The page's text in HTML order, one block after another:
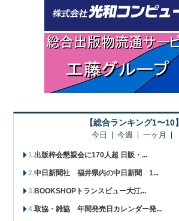
【総合ランキング1〜10】
今日 今週 一ヶ月
出版梓会懇親会に170人超 日販・...
中日新聞社 福井県内の中日新聞 1...
BOOKSHOPトランスビュー大江...
取協・雑協 年間発売日カレンダー発...